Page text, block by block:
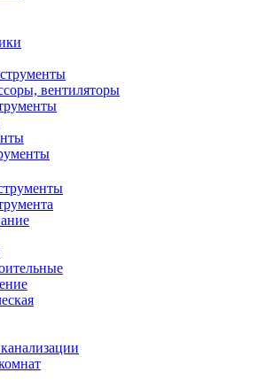
вентиляторы